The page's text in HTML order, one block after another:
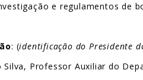
e regulamentos de
: (identificação do Presidente
Silva, Professor Auxiliar do